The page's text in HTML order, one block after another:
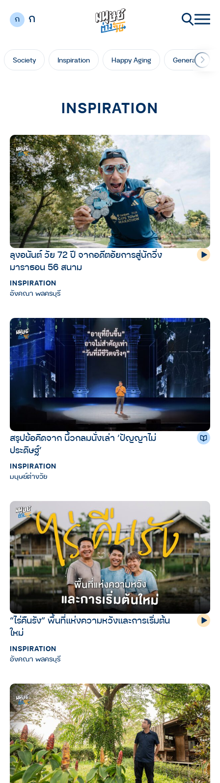
ก ก
Society Inspiration Happy Aging Generation
INSPIRATION
ลุงอนันต์ วัย 72 ปี จากอดีตอัยการสู่นักวิ่ง
มาราธอน 56 สนาม
INSPIRATION
อังคณา พลครบุรี
สรุปข้อคิดจาก นิ้วกลมนั่งเล่า ‘ปัญญาไม่
ประดิษฐ์’
INSPIRATION
มนุษย์ต่างวัย
“ไร่คืนรัง” พื้นที่แห่งความหวังและการเริ่มต้น
ใหม่
INSPIRATION
อังคณา พลครบุรี